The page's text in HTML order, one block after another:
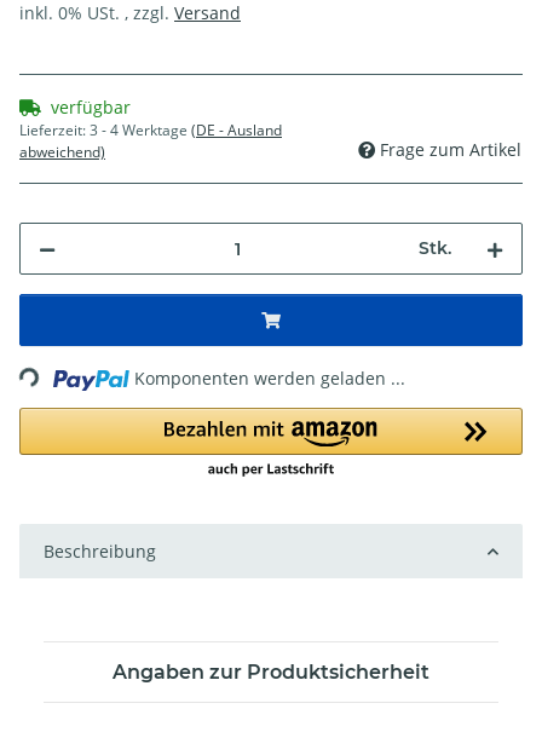
inkl. 0% USt. , zzgl. Versand
verfügbar
Lieferzeit:3 - 4 Werktage (DE - Ausland
abweichend)
Frage zum Artikel
Stk.
Komponenten werden geladen ...
Beschreibung
Angaben zur Produktsicherheit